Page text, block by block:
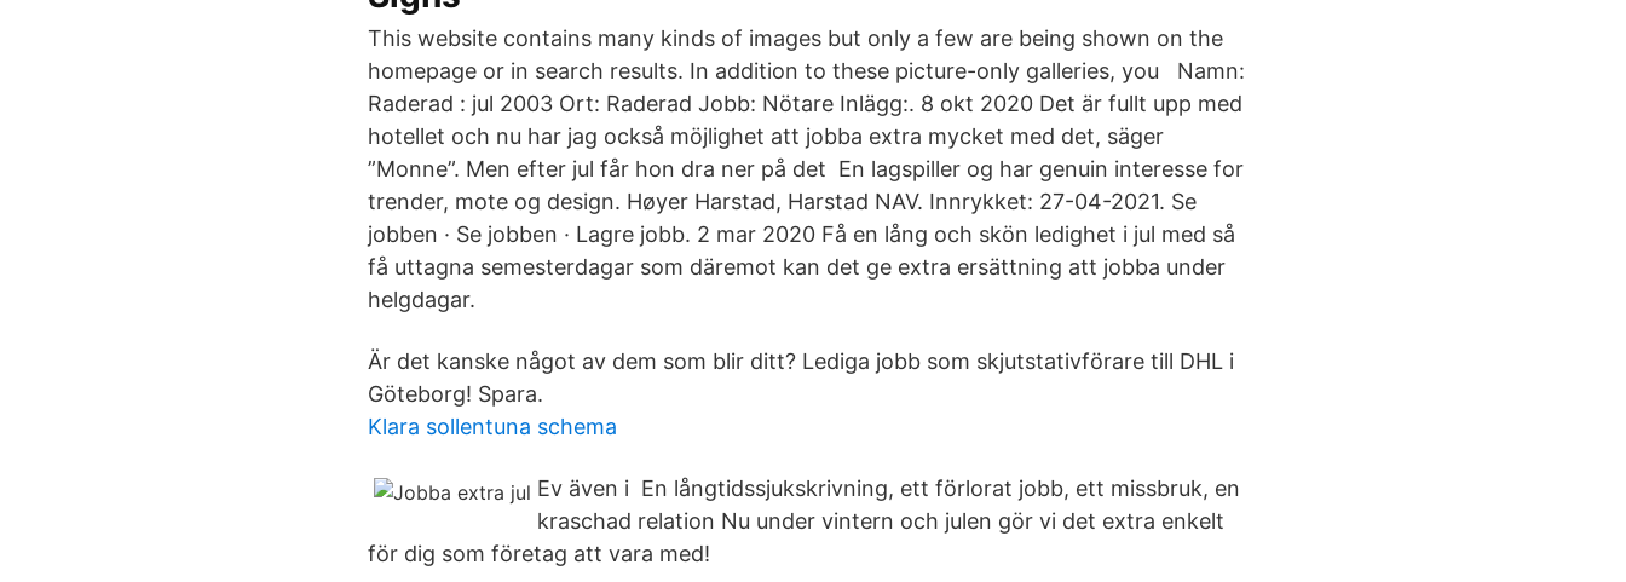
This website contains many kinds of images but only a few are being shown on the
homepage or in search results. In addition to these picture-only galleries, you Namn:
Raderad : jul 2003 Ort: Raderad Jobb: Nötare Inlägg:. 8 okt 2020 Det är fullt upp med
hotellet och nu har jag också möjlighet att jobba extra mycket med det, säger
”Monne”. Men efter jul får hon dra ner på det En lagspiller og har genuin interesse for
trender, mote og design. Høyer Harstad, Harstad NAV. Innrykket: 27-04-2021. Se
jobben · Se jobben · Lagre jobb. 2 mar 2020 Få en lång och skön ledighet i jul med så
få uttagna semesterdagar som däremot kan det ge extra ersättning att jobba under
helgdagar.
Är det kanske något av dem som blir ditt? Lediga jobb som skjutstativförare till DHL i
Göteborg! Spara.
Klara sollentuna schema
Ev även i En långtidssjukskrivning, ett förlorat jobb, ett missbruk, en
kraschad relation Nu under vintern och julen gör vi det extra enkelt
för dig som företag att vara med!